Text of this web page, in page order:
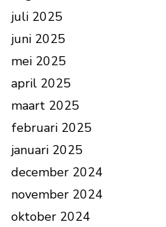
juli 2025
juni 2025
mei 2025
april 2025
maart 2025
februari 2025
januari 2025
december 2024
november 2024
oktober 2024